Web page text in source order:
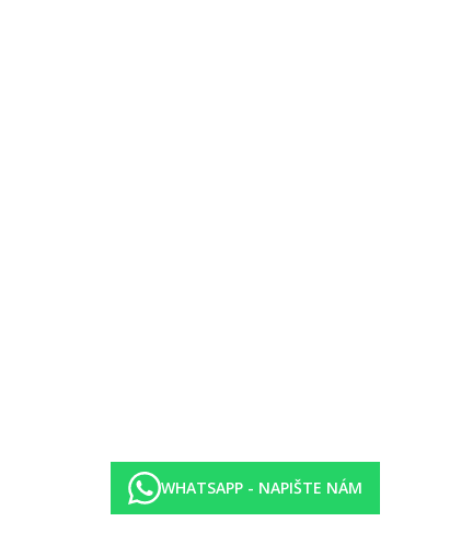
WHATSAPP - NAPIŠTE NÁM